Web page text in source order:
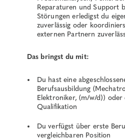
Reparaturen und Support
Störungen erledigst du
zuverlässig oder
externen Partnern
Das bringst du mit:
Du hast eine
Berufsausbildung
Elektroniker, (m/w/d)) oder
Qualifikation
Du verfügst über erste
vergleichbaren Position